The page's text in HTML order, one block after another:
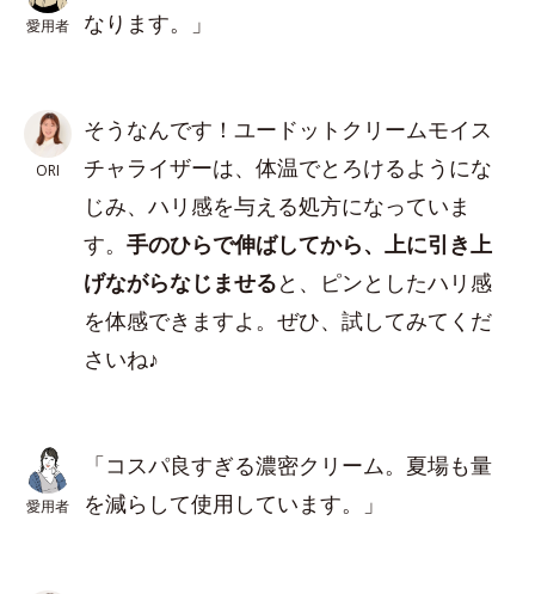
愛用者
なります。」
ORI
そうなんです！ユードットクリームモイス
チャライザーは、体温でとろけるようにな
じみ、ハリ感を与える処方になっていま
す。 手のひらで伸ばしてから、上に引き上
げながらなじませると、ピンとしたハリ感
を体感できますよ。ぜひ、試してみてくだ
さいね♪
愛用者
「コスパ良すぎる濃密クリーム。夏場も量
を減らして使用しています。」